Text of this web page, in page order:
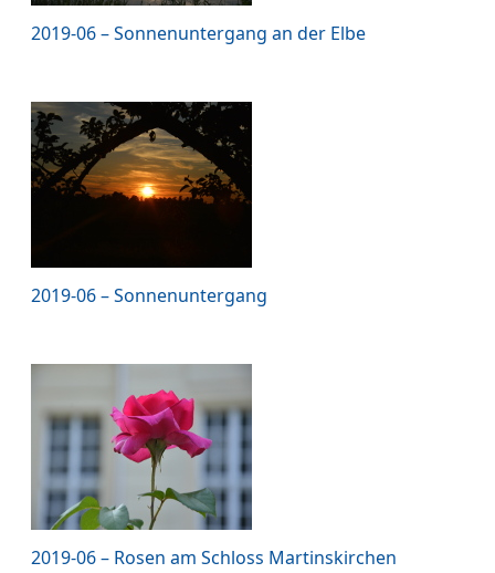
2019-06 – Sonnenuntergang an der Elbe
2019-06 – Sonnenuntergang
2019-06 – Rosen am Schloss Martinskirchen